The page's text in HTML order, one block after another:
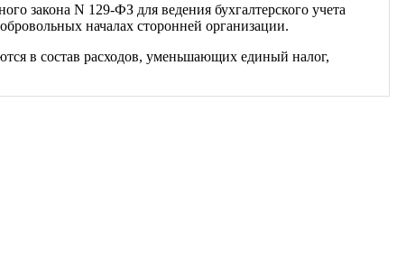
закона N 129-ФЗ для ведения бухгалтерского учета
началах сторонней организации.
в состав расходов, уменьшающих единый налог,